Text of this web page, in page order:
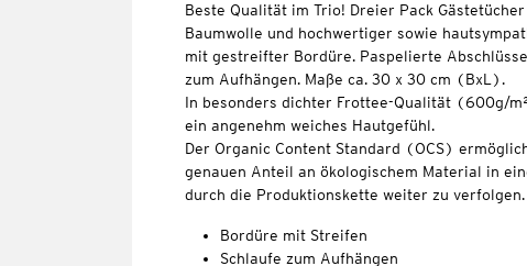
Beste Qualität im Trio! Dreier Pack
Baumwolle und hochwertiger sowie
mit gestreifter Bordüre. Paspelierte
zum Aufhängen. Maße ca. 30 x 30 cm (BxL).
In besonders dichter Frottee-Qualität (600g/
ein angenehm weiches Hautgefühl.
Der Organic Content Standard (OCS)
genauen Anteil an ökologischem Material in
durch die Produktionskette weiter zu verfolgen.
Bordüre mit Streifen
Schlaufe zum Aufhängen